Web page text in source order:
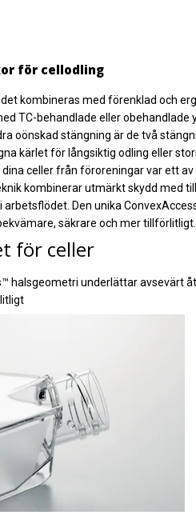
för cellodling
kombineras med förenklad och
TC-behandlade eller
oönskad stängning är de två
kärlet för långsiktig odling eller
celler från föroreningar var ett av
kombinerar utmärkt skydd med
Den unika
säkrare och mer tillförlitligt.
för celler
halsgeometri underlättar avsevärt